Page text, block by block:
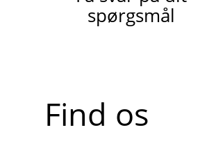
spørgsmål
Find os